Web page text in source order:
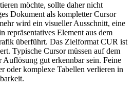
möchte, sollte daher nicht
Dokument als kompletter Cursor
wird ein visueller Ausschnitt, eine
repräsentatives Element aus dem
überführt. Das Zielformat CUR ist
Typische Cursor müssen auf dem
gut erkennbar sein. Feine
oder komplexe Tabellen verlieren in